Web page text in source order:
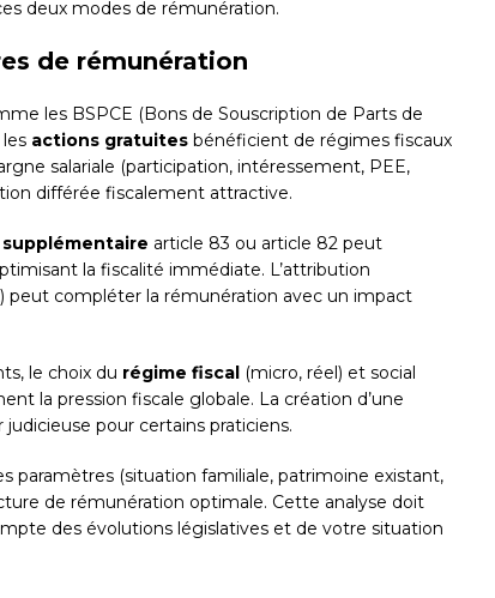
deux modes de rémunération.
de rémunération
les BSPCE (Bons de Souscription de Parts de
actions gratuites bénéficient de régimes fiscaux
salariale (participation, intéressement, PEE,
différée fiscalement attractive.
article 83 ou article 82 peut
la fiscalité immédiate. L’attribution
peut compléter la rémunération avec un impact
le choix du régime fiscal (micro, réel) et social
la pression fiscale globale. La création d’une
judicieuse pour certains praticiens.
paramètres (situation familiale, patrimoine existant,
de rémunération optimale. Cette analyse doit
des évolutions législatives et de votre situation